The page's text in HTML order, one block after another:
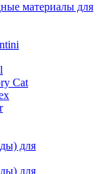
материалы для
Cat
для
для